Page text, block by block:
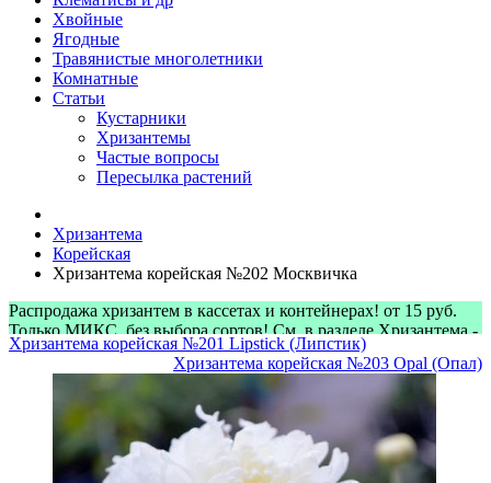
Хвойные
Ягодные
Травянистые многолетники
Комнатные
Статьи
Кустарники
Хризантемы
Частые вопросы
Пересылка растений
Хризантема
Корейская
Хризантема корейская №202 Москвичка
Распродажа хризантем в кассетах и контейнерах! от 15 руб.
Только МИКС, без выбора сортов! См. в разделе Хризантема -
> Микс-наборы
Хризантема корейская №201 Lipstick (Липстик)
Хризантема корейская №203 Opal (Опал)